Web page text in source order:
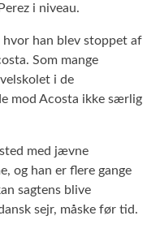
i niveau.
hvor han blev stoppet af
Som mange
i de
mod Acosta ikke særlig
med jævne
og han er flere gange
sagtens blive
sejr, måske før tid.